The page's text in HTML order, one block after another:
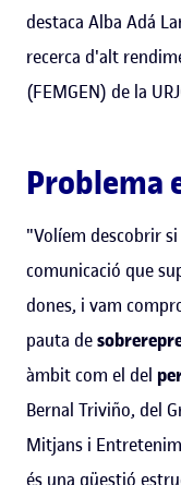
destaca Alba Adá
recerca d'alt
(FEMGEN) de la
Problema
"Volíem descobrir
comunicació que
dones, i vam
pauta de
àmbit com el del
Bernal Triviño, del
Mitjans i
és una qüestió